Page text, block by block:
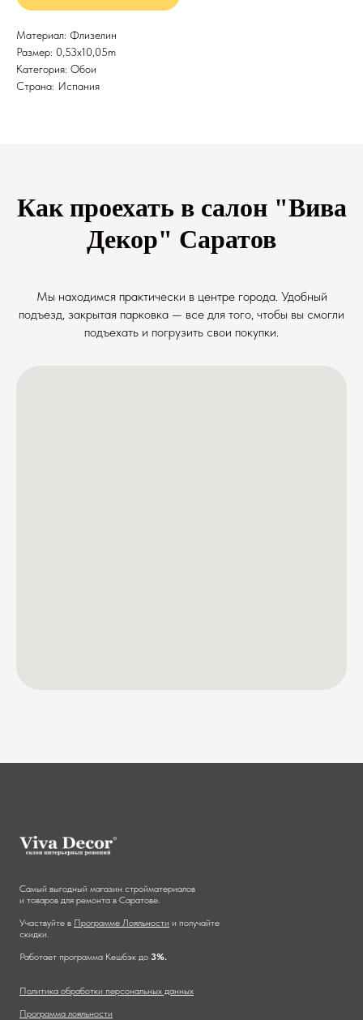
Материал: Флизелин
Размер: 0,53x10,05m
Категория: Обои
Страна: Испания
Как проехать в салон "Вива
Декор" Саратов
Мы находимся практически в центре города. Удобный
подъезд, закрытая парковка — все для того, чтобы вы смогли
подъехать и погрузить свои покупки.
Самый выгодный магазин стройматериалов
и товаров для ремонта в Саратове.
Участвуйте в Программе Лояльности и получайте
скидки.
Работает программа Кешбэк до 3%.
Политика обработки персональных данных
Программа лояльности